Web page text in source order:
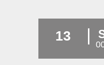
13